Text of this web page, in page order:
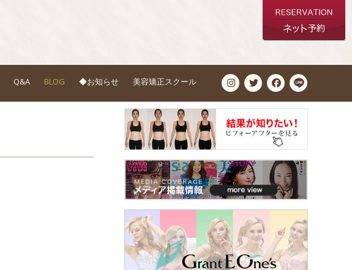
Q&A BLOG ◆お知らせ 美容矯正スクール